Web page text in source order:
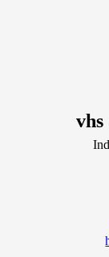
vhs